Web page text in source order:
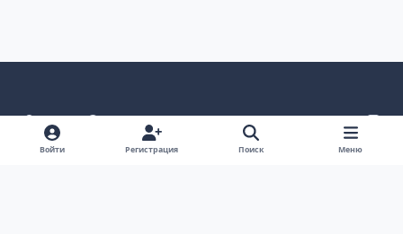
Светлый режим
Темный режим
Как в системе
v
k
Политика конфиденциальности
Войти Регистрация Поиск Меню